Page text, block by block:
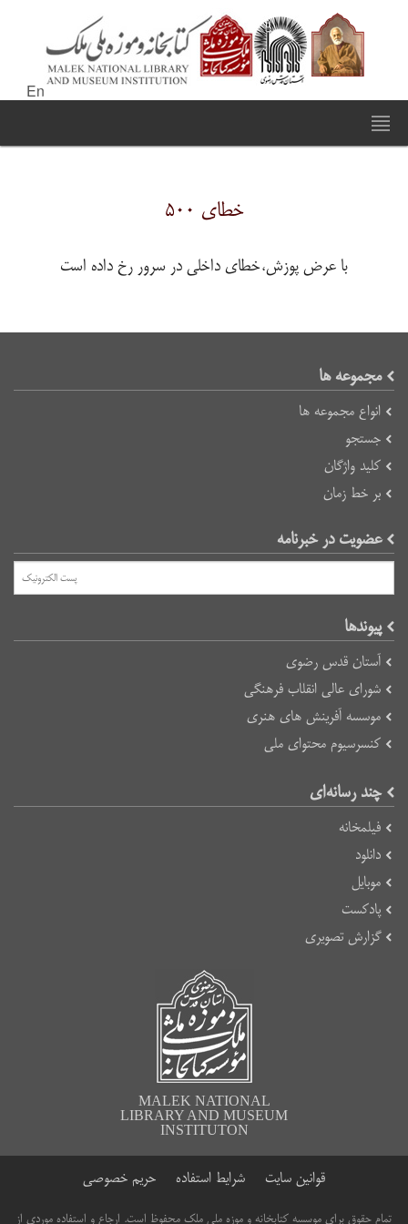
En
خطای ۵۰۰
با عرض پوزش،خطای داخلی در سرور رخ داده است
مجموعه ها
انواع مجموعه ها
جستجو
کلید واژگان
بر خط زمان
عضویت در خبرنامه
پیوند‌ها
آستان قدس رضوی
شورای عالی انقلاب فرهنگی
موسسه آفرینش های هنری
کنسرسیوم محتوای ملی
چند رسانه‌ای
فیلمخانه
دانلود
موبایل
پادکست
گزارش تصویری
MALEK NATIONAL
LIBRARY AND MUSEUM
INSTITUTON
قوانین سایت شرایط استفاده حریم خصوصی
تمام حقوق برای موسسه کتابخانه و موزه ملی ملک محفوظ است. ارجاع و استفاده موردی از